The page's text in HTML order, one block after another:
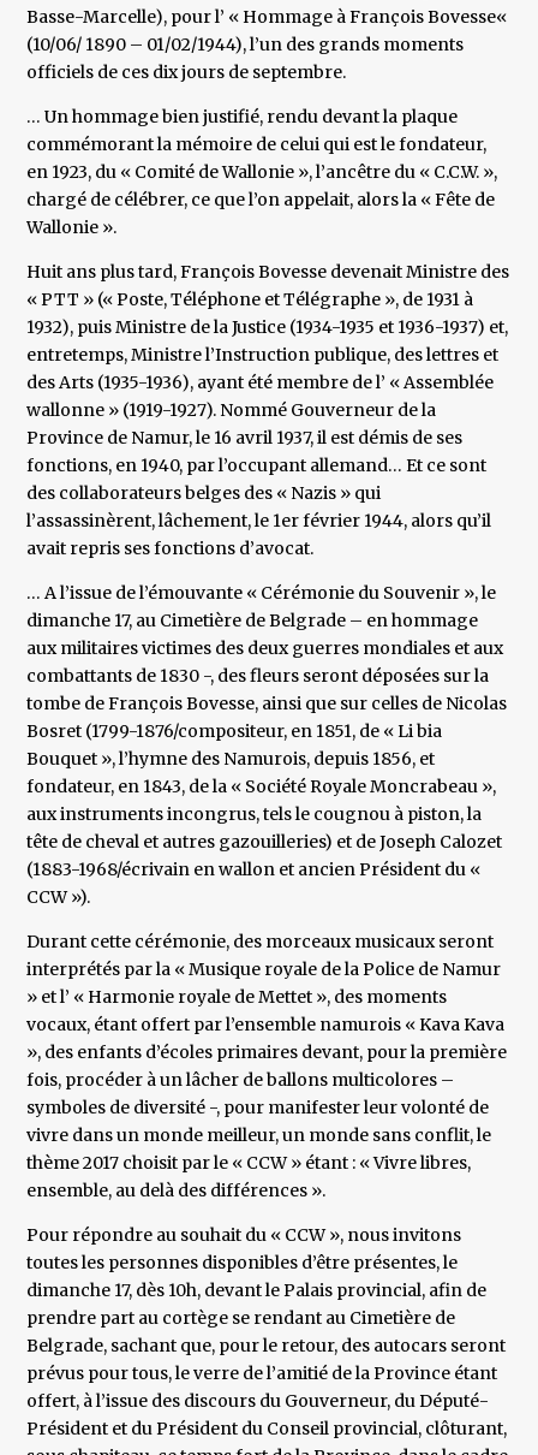
Basse-Marcelle), pour l’ « Hommage à François Bovesse«
(10/06/ 1890 – 01/02/1944), l’un des grands moments
officiels de ces dix jours de septembre.
… Un hommage bien justifié, rendu devant la plaque
commémorant la mémoire de celui qui est le fondateur,
en 1923, du « Comité de Wallonie », l’ancêtre du « C.C.W. »,
chargé de célébrer, ce que l’on appelait, alors la « Fête de
Wallonie ».
Huit ans plus tard, François Bovesse devenait Ministre des
« PTT » (« Poste, Téléphone et Télégraphe », de 1931 à
1932), puis Ministre de la Justice (1934-1935 et 1936-1937) et,
entretemps, Ministre l’Instruction publique, des lettres et
des Arts (1935-1936), ayant été membre de l’ « Assemblée
wallonne » (1919-1927). Nommé Gouverneur de la
Province de Namur, le 16 avril 1937, il est démis de ses
fonctions, en 1940, par l’occupant allemand… Et ce sont
des collaborateurs belges des « Nazis » qui
l’assassinèrent, lâchement, le 1er février 1944, alors qu’il
avait repris ses fonctions d’avocat.
… A l’issue de l’émouvante « Cérémonie du Souvenir », le
dimanche 17, au Cimetière de Belgrade – en hommage
aux militaires victimes des deux guerres mondiales et aux
combattants de 1830 -, des fleurs seront déposées sur la
tombe de François Bovesse, ainsi que sur celles de Nicolas
Bosret (1799-1876/compositeur, en 1851, de « Li bia
Bouquet », l’hymne des Namurois, depuis 1856, et
fondateur, en 1843, de la « Société Royale Moncrabeau »,
aux instruments incongrus, tels le cougnou à piston, la
tête de cheval et autres gazouilleries) et de Joseph Calozet
(1883-1968/écrivain en wallon et ancien Président du «
CCW »).
Durant cette cérémonie, des morceaux musicaux seront
interprétés par la « Musique royale de la Police de Namur
» et l’ « Harmonie royale de Mettet », des moments
vocaux, étant offert par l’ensemble namurois « Kava Kava
», des enfants d’écoles primaires devant, pour la première
fois, procéder à un lâcher de ballons multicolores –
symboles de diversité -, pour manifester leur volonté de
vivre dans un monde meilleur, un monde sans conflit, le
thème 2017 choisit par le « CCW » étant : « Vivre libres,
ensemble, au delà des différences ».
Pour répondre au souhait du « CCW », nous invitons
toutes les personnes disponibles d’être présentes, le
dimanche 17, dès 10h, devant le Palais provincial, afin de
prendre part au cortège se rendant au Cimetière de
Belgrade, sachant que, pour le retour, des autocars seront
prévus pour tous, le verre de l’amitié de la Province étant
offert, à l’issue des discours du Gouverneur, du Député-
Président et du Président du Conseil provincial, clôturant,